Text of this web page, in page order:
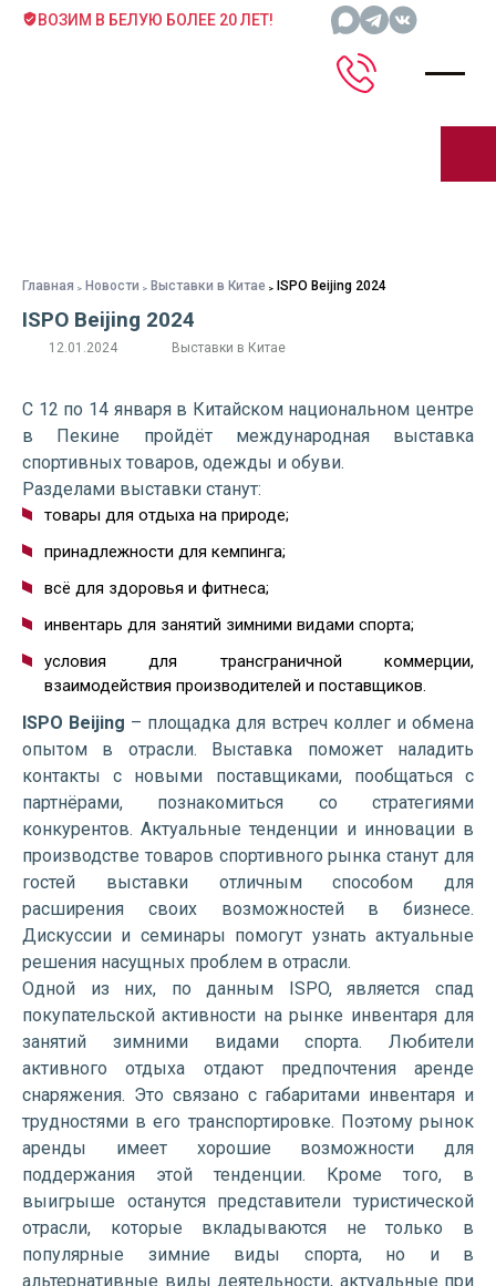
ВОЗИМ В БЕЛУЮ БОЛЕЕ 20 ЛЕТ!
Главная Новости Выставки в Китае ISPO Beijing 2024
ISPO Beijing 2024
12.01.2024 Выставки в Китае
С 12 по 14 января в Китайском национальном центре
в Пекине пройдёт международная выставка
спортивных товаров, одежды и обуви.
Разделами выставки станут:
товары для отдыха на природе;
принадлежности для кемпинга;
всё для здоровья и фитнеса;
инвентарь для занятий зимними видами спорта;
условия для трансграничной коммерции,
взаимодействия производителей и поставщиков.
ISPO Beijing – площадка для встреч коллег и обмена
опытом в отрасли. Выставка поможет наладить
контакты с новыми поставщиками, пообщаться с
партнёрами, познакомиться со стратегиями
конкурентов. Актуальные тенденции и инновации в
производстве товаров спортивного рынка станут для
гостей выставки отличным способом для
расширения своих возможностей в бизнесе.
Дискуссии и семинары помогут узнать актуальные
решения насущных проблем в отрасли.
Одной из них, по данным ISPO, является спад
покупательской активности на рынке инвентаря для
занятий зимними видами спорта. Любители
активного отдыха отдают предпочтения аренде
снаряжения. Это связано с габаритами инвентаря и
трудностями в его транспортировке. Поэтому рынок
аренды имеет хорошие возможности для
поддержания этой тенденции. Кроме того, в
выигрыше останутся представители туристической
отрасли, которые вкладываются не только в
популярные зимние виды спорта, но и в
альтернативные виды деятельности, актуальные при